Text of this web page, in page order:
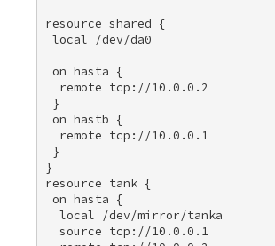
resource shared {
local /dev/da0
on hasta {
  remote tcp://10.0.0.2
}
on hastb {
  remote tcp://10.0.0.1
}
}
resource tank {
on hasta {
  local /dev/mirror/tanka
  source tcp://10.0.0.1